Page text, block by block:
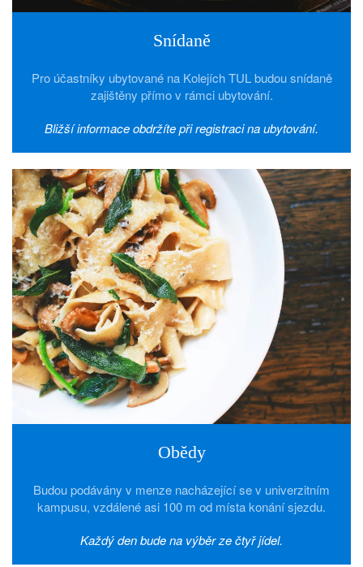
Snídaně
Pro účastníky ubytované na Kolejích TUL budou snídaně
zajištěny přímo v rámci ubytování.
Bližší informace obdržíte při registraci na ubytování.
Obědy
Budou podávány v menze nacházející se v univerzitním
kampusu, vzdálené asi 100 m od místa konání sjezdu.
Každý den bude na výběr ze čtyř jídel.